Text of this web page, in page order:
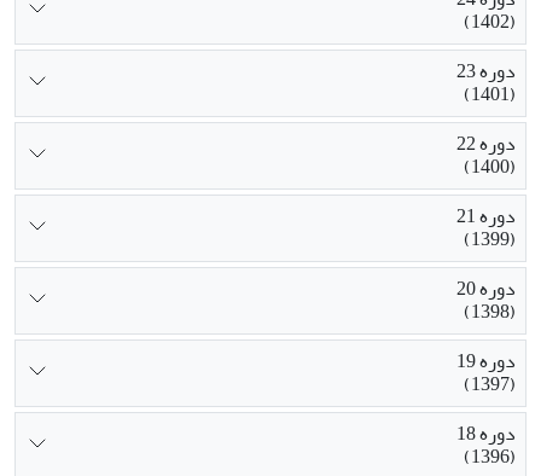
(1402)
دوره 23
(1401)
دوره 22
(1400)
دوره 21
(1399)
دوره 20
(1398)
دوره 19
(1397)
دوره 18
(1396)